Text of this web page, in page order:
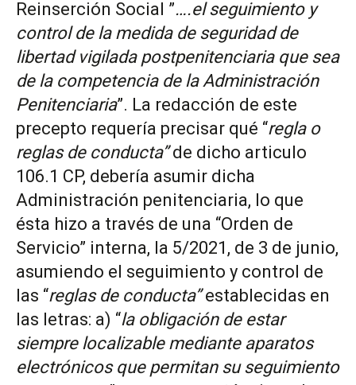
Reinserción Social ”….el seguimiento y
control de la medida de seguridad de
libertad vigilada postpenitenciaria que sea
de la competencia de la Administración
Penitenciaria”. La redacción de este
precepto requería precisar qué “regla o
reglas de conducta”de dicho articulo
106.1 CP, debería asumir dicha
Administración penitenciaria, lo que
ésta hizo a través de una “Orden de
Servicio” interna, la 5/2021, de 3 de junio,
asumiendo el seguimiento y control de
las “reglas de conducta”establecidas en
las letras: a) “la obligación de estar
siempre localizable mediante aparatos
electrónicos que permitan su seguimiento